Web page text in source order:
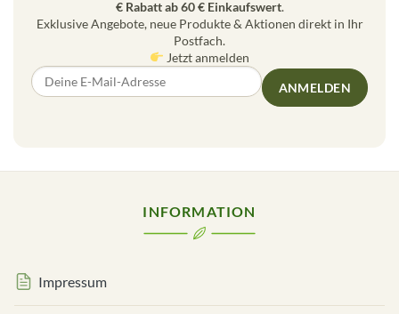
€ Rabatt ab 60 € Einkaufswert.
Exklusive Angebote, neue Produkte & Aktionen direkt in Ihr
Postfach.
Jetzt anmelden
ANMELDEN
INFORMATION
Impressum